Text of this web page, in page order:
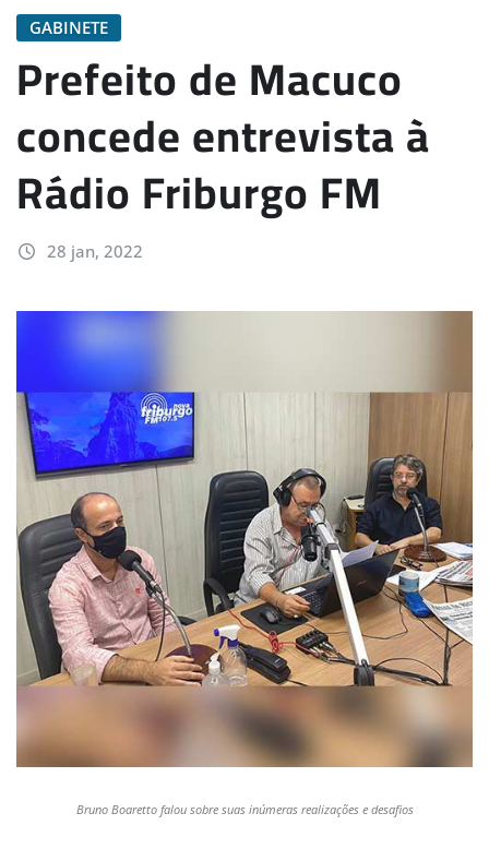
GABINETE
Prefeito de Macuco
concede entrevista à
Rádio Friburgo FM
28 jan, 2022
Bruno Boaretto falou sobre suas inúmeras realizações e desafios